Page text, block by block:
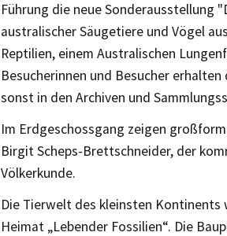
Führung die neue Sonderausstellung
australischer Säugetiere und Vögel
Reptilien, einem Australischen
Besucherinnen und Besucher
sonst in den Archiven und
Im Erdgeschossgang zeigen
Birgit Scheps-Brettschneider, der
Völkerkunde.
Die Tierwelt des kleinsten
Heimat „Lebender Fossilien“. Die